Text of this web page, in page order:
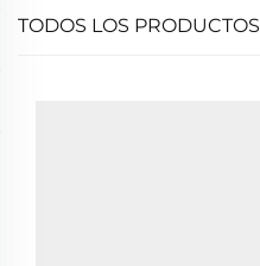
TODOS LOS PRODUCTOS